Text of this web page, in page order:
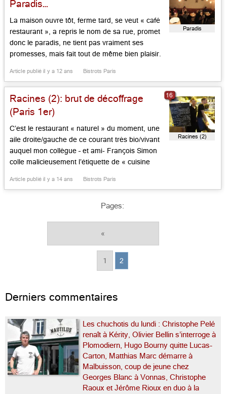
Paradis…
La maison ouvre tôt, ferme tard, se veut « café
restaurant », a repris le nom de sa rue, promet
donc le paradis, ne tient pas vraiment ses
promesses, mais fait tout de même bien plaisir.
a de la vie, de l’énergie. Trois associés, qu’on
aperçut ici ou […]...
Article publié il y a 12 ans Bistrots Paris
Paradis
Racines (2): brut de décoffrage
(Paris 1er)
C’est le restaurant « naturel » du moment, une
aile droite/gauche de ce courant très bio/vivant
auquel mon collègue – et ami- François Simon
colle malicieusement l’étiquette de « cuisine
Frédérick Grasser-Hermé (j’ai oublié le E.
Nous sommes à l’angle de la […]...
Article publié il y a 14 ans Bistrots Paris
Racines (2)
16
Pages:
«
1 2
Derniers commentaires
Les chuchotis du lundi : Christophe Pelé
renaît à Kérity, Olivier Bellin s’interroge à
Plomodiern, Hugo Bourny quitte Lucas-
Carton, Matthias Marc démarre à
Malbuisson, coup de jeune chez
Georges Blanc à Vonnas, Christophe
Raoux et Jérôme Rioux en duo à la